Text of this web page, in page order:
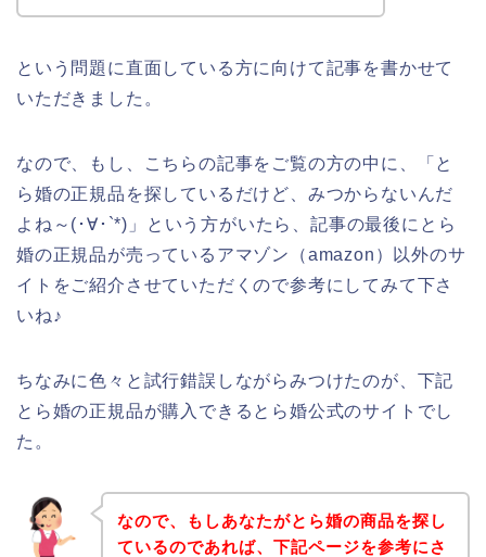
という問題に直面している方に向けて記事を書かせて
いただきました。
なので、もし、こちらの記事をご覧の方の中に、「と
ら婚の正規品を探しているだけど、みつからないんだ
よね～(･∀･`*)」という方がいたら、記事の最後にとら
婚の正規品が売っているアマゾン（amazon）以外のサ
イトをご紹介させていただくので参考にしてみて下さ
いね♪
ちなみに色々と試行錯誤しながらみつけたのが、下記
とら婚の正規品が購入できるとら婚公式のサイトでし
た。
なので、もしあなたがとら婚の商品を探し
ているのであれば、下記ページを参考にさ